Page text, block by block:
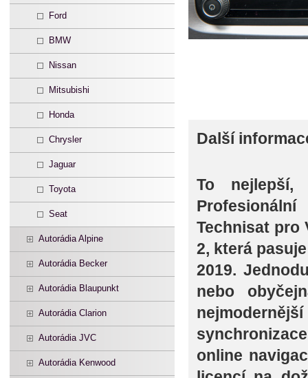
Ford
BMW
Nissan
Mitsubishi
Honda
Chrysler
Jaguar
Toyota
Seat
Autorádia Alpine
Autorádia Becker
Autorádia Blaupunkt
Autorádia Clarion
Autorádia JVC
Autorádia Kenwood
Další
To
Technisat pro
2, která
2019.
nebo
online